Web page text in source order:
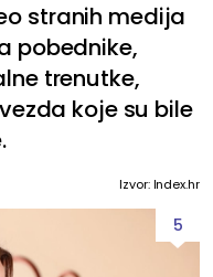
stranih medija
pobednike,
trenutke,
koje su bile
Izvor: Index.hr
5